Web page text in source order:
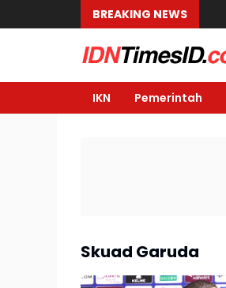
BREAKING NEWS
IKN Pemerintah
Skuad Garuda